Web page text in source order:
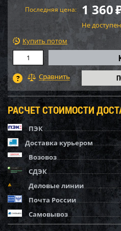
Последняя цена: 1 360
Не
Купить потом
РАСЧЕТ СТОИМОСТИ
ПЭК
Доставка курьером
Возовоз
СДЭК
Деловые линии
Почта России
Самовывоз